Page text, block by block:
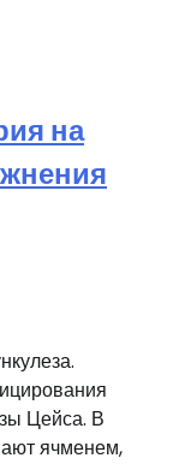
на
Цейса. В
ячменем,